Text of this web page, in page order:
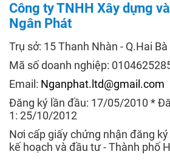
Công ty TNHH Xây dựng
Ngân Phát
Trụ sở: 15 Thanh Nhàn - Q.Hai
Mã số doanh nghiệp:
Email: Nganphat.ltd@gmail.com
Đăng ký lần đầu: 17/05/2010 *
1: 25/10/2012
Nơi cấp giấy chứng nhận đăng
kế hoạch và đầu tư - Thành phố